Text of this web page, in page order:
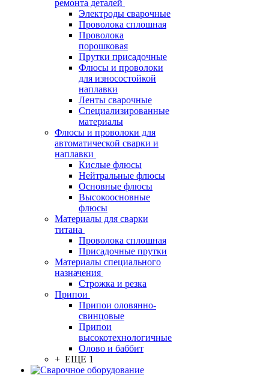
ремонта деталей
Электроды сварочные
Проволока сплошная
Проволока
порошковая
Прутки присадочные
Флюсы и проволоки
для износостойкой
наплавки
Ленты сварочные
Специализированные
материалы
Флюсы и проволоки для
автоматической сварки и
наплавки
Кислые флюсы
Нейтральные флюсы
Основные флюсы
Высокоосновные
флюсы
Материалы для сварки
титана
Проволока сплошная
Присадочные прутки
Материалы специального
назначения
Строжка и резка
Припои
Припои оловянно-
свинцовые
Припои
высокотехнологичные
Олово и баббит
+ ЕЩЕ 1